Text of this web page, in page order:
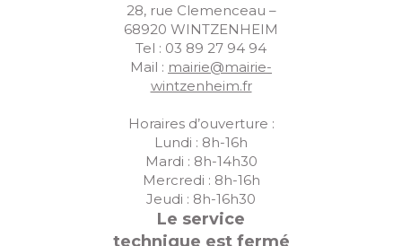
28, rue Clemenceau –
68920 WINTZENHEIM
Tel : 03 89 27 94 94
Mail : mairie@mairie-
wintzenheim.fr
Horaires d’ouverture :
Lundi : 8h-16h
Mardi : 8h-14h30
Mercredi : 8h-16h
Jeudi : 8h-16h30
Le service
technique est fermé